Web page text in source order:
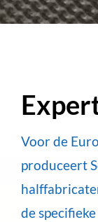
Voor de
produceert
de